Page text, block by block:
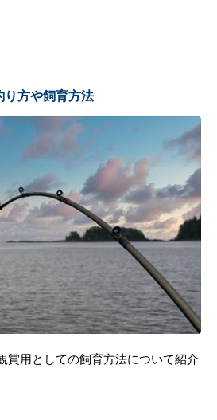
り方や飼育方法
賞用としての飼育方法について紹介